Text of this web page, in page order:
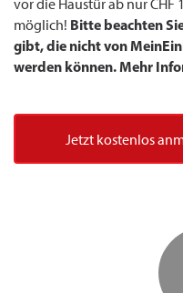
vor die Haustür ab nur CHF
möglich! Bitte beachten
gibt, die nicht von
werden können. Mehr
Jetzt kostenlos